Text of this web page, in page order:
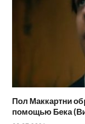
Пол Маккартни
помощью Бека